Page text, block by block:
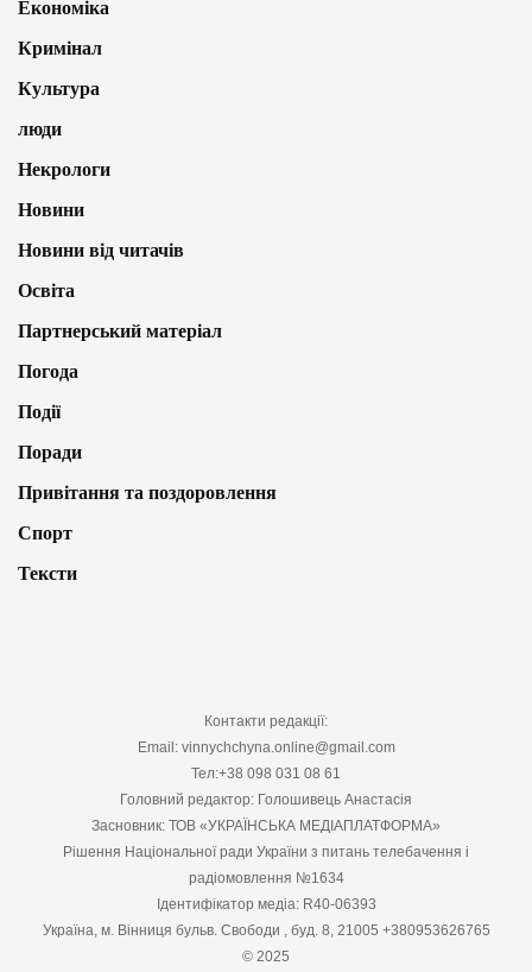
Економіка
Кримінал
Культура
люди
Некрологи
Новини
Новини від читачів
Освіта
Партнерський матеріал
Погода
Події
Поради
Привітання та поздоровлення
Спорт
Тексти
Контакти редакції:
Email: vinnychchyna.online@gmail.com
Тел:+38 098 031 08 61
Головний редактор: Голошивець Анастасія
Засновник: ТОВ «УКРАЇНСЬКА МЕДІАПЛАТФОРМА»
Рішення Національної ради України з питань телебачення і
радіомовлення №1634
Ідентифікатор медіа: R40-06393
Україна, м. Вінниця бульв. Свободи , буд. 8, 21005 +380953626765
© 2025